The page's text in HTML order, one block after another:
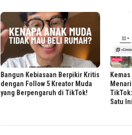
Bangun Kebiasaan Berpikir Kritis
dengan Follow 5 Kreator Muda
yang Berpengaruh di TikTok!
Satu